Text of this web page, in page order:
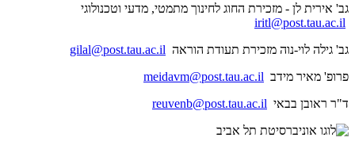
גב' אירית לן - מזכירת החוג לחינוך מתמטי, מדעי וטכנולוגי
iritl@post.tau.ac.il
גב' גילה לוי-נוה מזכירת תעודת הוראה gilal@post.tau.ac.il
פרופ' מאיר מידב meidavm@post.tau.ac.il
ד"ר ראובן בבאי reuvenb@post.tau.ac.il